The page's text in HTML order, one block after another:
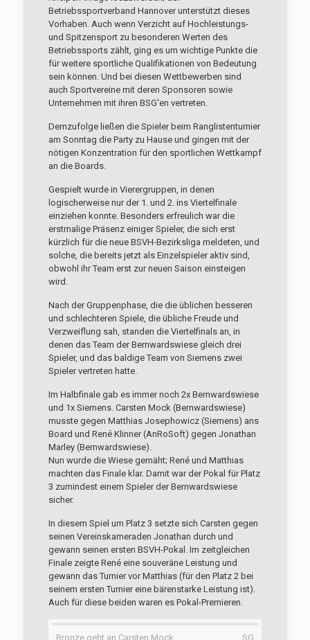
Betriebssportverband Hannover unterstützt dieses
Vorhaben. Auch wenn Verzicht auf Hochleistungs-
und Spitzensport zu besonderen Werten des
Betriebssports zählt, ging es um wichtige Punkte die
für weitere sportliche Qualifikationen von Bedeutung
sein können. Und bei diesen Wettbewerben sind
auch Sportvereine mit deren Sponsoren sowie
Unternehmen mit ihren BSG‘en vertreten.
Demzufolge ließen die Spieler beim Ranglistenturnier
am Sonntag die Party zu Hause und gingen mit der
nötigen Konzentration für den sportlichen Wettkampf
an die Boards.
Gespielt wurde in Vierergruppen, in denen
logischerweise nur der 1. und 2. ins Viertelfinale
einziehen konnte. Besonders erfreulich war die
erstmalige Präsenz einiger Spieler, die sich erst
kürzlich für die neue BSVH-Bezirksliga meldeten, und
solche, die bereits jetzt als Einzelspieler aktiv sind,
obwohl ihr Team erst zur neuen Saison einsteigen
wird.
Nach der Gruppenphase, die die üblichen besseren
und schlechteren Spiele, die übliche Freude und
Verzweiflung sah, standen die Viertelfinals an, in
denen das Team der Bernwardswiese gleich drei
Spieler, und das baldige Team von Siemens zwei
Spieler vertreten hatte.
Im Halbfinale gab es immer noch 2x Bernwardswiese
und 1x Siemens. Carsten Mock (Bernwardswiese)
musste gegen Matthias Josephowicz (Siemens) ans
Board und René Klinner (AnRoSoft) gegen Jonathan
Marley (Bernwardswiese).
Nun wurde die Wiese gemäht; René und Matthias
machten das Finale klar. Damit war der Pokal für Platz
3 zumindest einem Spieler der Bernwardswiese
sicher.
In diesem Spiel um Platz 3 setzte sich Carsten gegen
seinen Vereinskameraden Jonathan durch und
gewann seinen ersten BSVH-Pokal. Im zeitgleichen
Finale zeigte René eine souveräne Leistung und
gewann das Turnier vor Matthias (für den Platz 2 bei
seinem ersten Turnier eine bärenstarke Leistung ist).
Auch für diese beiden waren es Pokal-Premieren.
Bronze geht an Carsten Mock, SG